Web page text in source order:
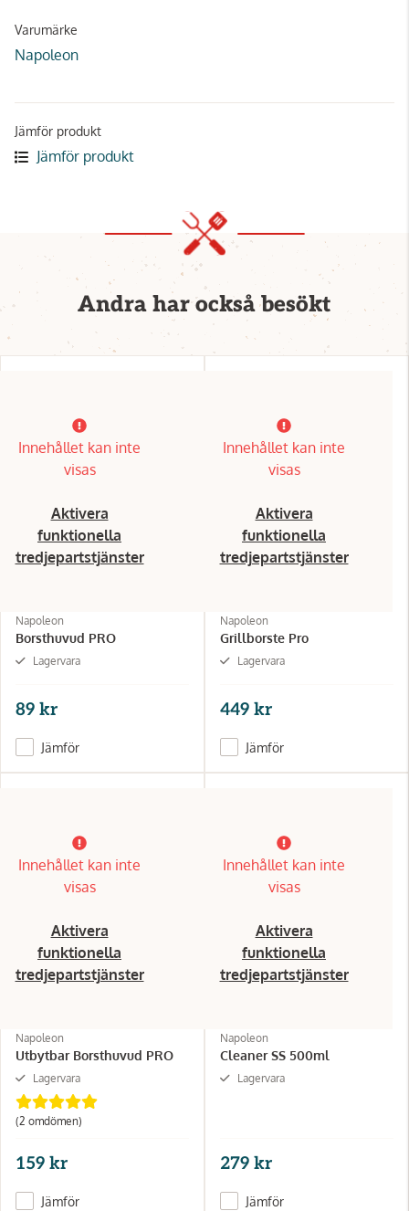
Varumärke
Napoleon
Jämför produkt
Jämför produkt
Andra har också besökt
Innehållet kan inte
visas
Aktivera
funktionella
tredjepartstjänster
Napoleon
Borsthuvud PRO
Lagervara
89 kr
Jämför
Innehållet kan inte
visas
Aktivera
funktionella
tredjepartstjänster
Napoleon
Grillborste Pro
Lagervara
449 kr
Jämför
Innehållet kan inte
visas
Aktivera
funktionella
tredjepartstjänster
Napoleon
Utbytbar Borsthuvud PRO
Lagervara
(2 omdömen)
159 kr
Jämför
Innehållet kan inte
visas
Aktivera
funktionella
tredjepartstjänster
Napoleon
Cleaner SS 500ml
Lagervara
279 kr
Jämför